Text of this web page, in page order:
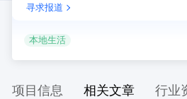
寻求报道
本地生活
项目信息 相关文章 行业